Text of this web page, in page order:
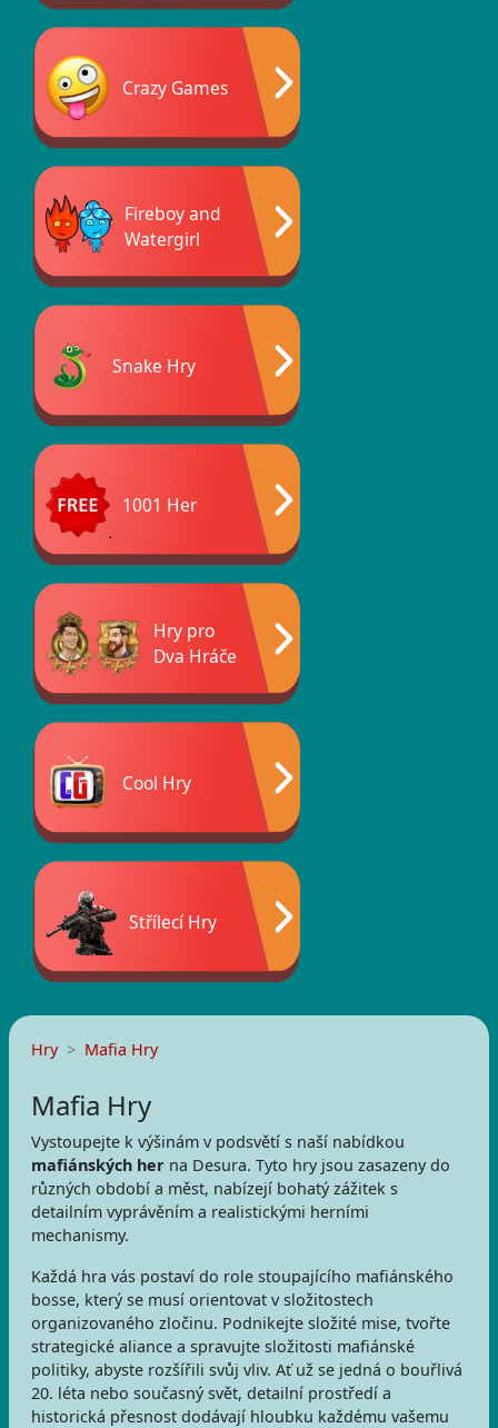
Crazy Games
Fireboy and
Watergirl
Snake Hry
1001 Her
Hry pro
Dva Hráče
Cool Hry
Střílecí Hry
Hry Mafia Hry
Mafia Hry
Vystoupejte k výšinám v podsvětí s naší nabídkou
mafiánských her na Desura. Tyto hry jsou zasazeny do
různých období a měst, nabízejí bohatý zážitek s
detailním vyprávěním a realistickými herními
mechanismy.
Každá hra vás postaví do role stoupajícího mafiánského
bosse, který se musí orientovat v složitostech
organizovaného zločinu. Podnikejte složité mise, tvořte
strategické aliance a spravujte složitosti mafiánské
politiky, abyste rozšířili svůj vliv. Ať už se jedná o bouřlivá
20. léta nebo současný svět, detailní prostředí a
historická přesnost dodávají hloubku každému vašemu